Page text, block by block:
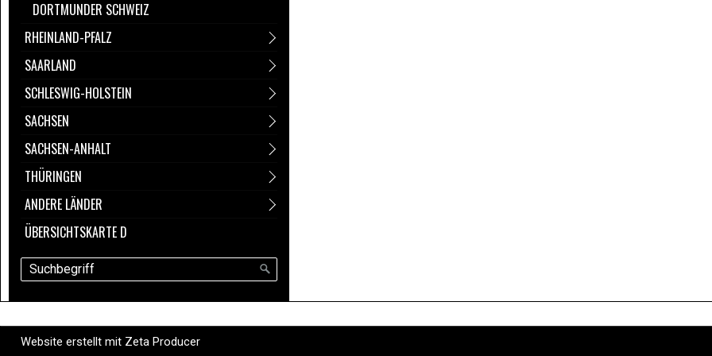
DORTMUNDER SCHWEIZ
RHEINLAND-PFALZ
SAARLAND
SCHLESWIG-HOLSTEIN
SACHSEN
SACHSEN-ANHALT
THÜRINGEN
ANDERE LÄNDER
ÜBERSICHTSKARTE D
Website erstellt mit Zeta Producer